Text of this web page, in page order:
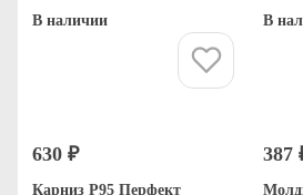
В наличии В
630 ₽
Карниз P95 Перфект
387